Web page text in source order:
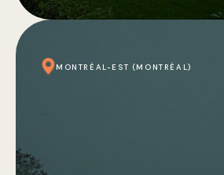
MONTRÉAL-EST (MONTRÉAL)